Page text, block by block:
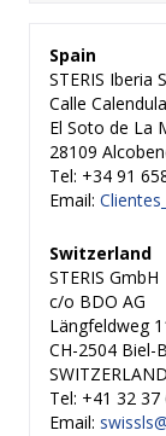
Spain
STERIS Iberia
Calle
El Soto de La
28109
Tel: +34 91
Email:
Switzerland
STERIS GmbH
c/o BDO AG
Längfeldweg
CH-2504 Biel-
SWITZERLAND
Tel: +41 32 37
Email: